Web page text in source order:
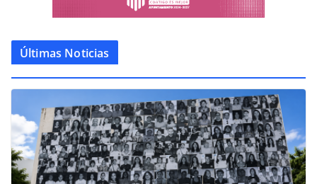
Últimas Noticias